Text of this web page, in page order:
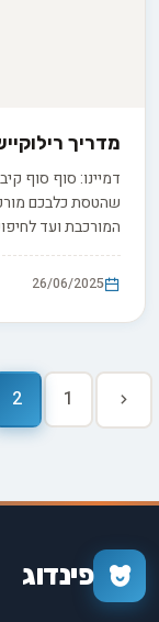
מדריך
דמיינו: סוף סוף
שהטסת כלבכם
המורכבת ועד
יעזור לכם להפוך
בטוחה ופשוטה.
26/06/2025
1
2
פינדוג